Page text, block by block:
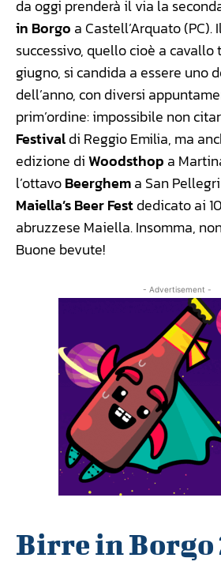
da oggi prenderà il via la
in Borgo a Castell’Arquato
successivo, quello cioè a cavallo
giugno, si candida a essere uno
dell’anno, con diversi
prim’ordine: impossibile non
Festivaldi Reggio Emilia, ma
edizione diWoodsthop a
l’ottavoBeerghema San
Maiella’s Beer Festdedicato ai
abruzzese Maiella. Insomma,
Buone bevute!
- Advertisement -
Birre in Borgo